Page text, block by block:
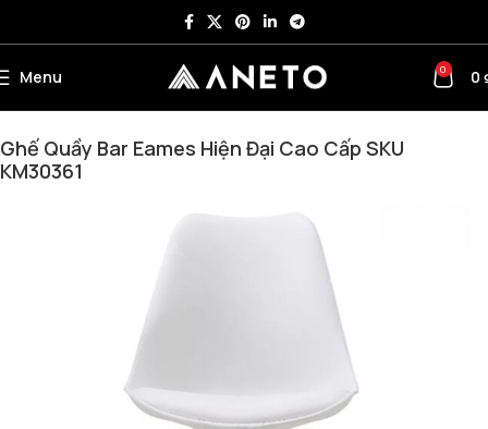
Menu 0 0
Ghế Quầy Bar Eames Hiện Đại Cao Cấp SKU
KM30361